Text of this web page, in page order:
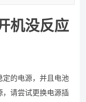
机没反应
的电源，并且电池
，请尝试更换电源插